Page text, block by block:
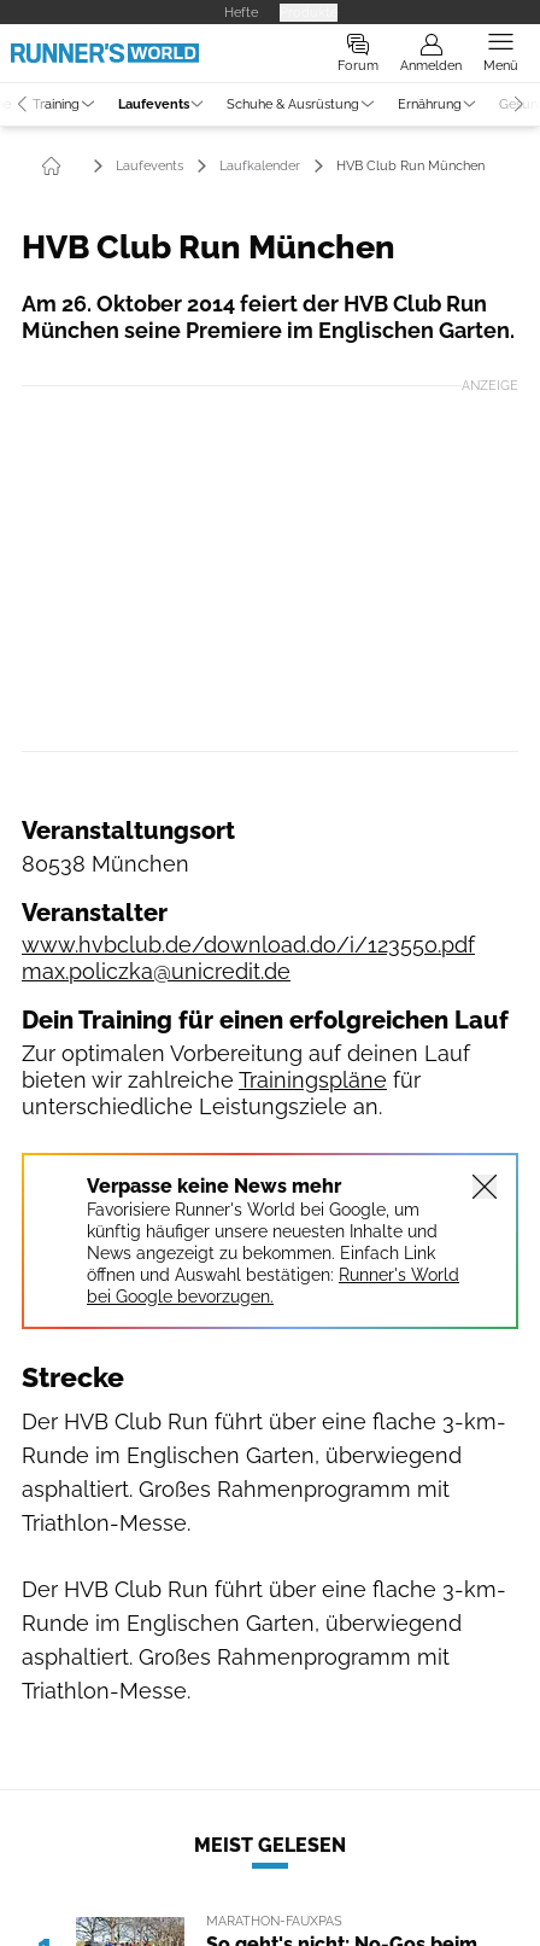
Hefte
Forum Anmelden Menü
Training Laufevents Schuhe & Ausrüstung Ernährung
Laufevents Laufkalender HVB Club Run München
HVB Club Run München
Am 26. Oktober 2014 feiert der HVB Club Run
München seine Premiere im Englischen Garten.
ANZEIGE
Veranstaltungsort
80538 München
Veranstalter
www.hvbclub.de/download.do/i/123550.pdf
max.policzka@unicredit.de
Dein Training für einen erfolgreichen Lauf
Zur optimalen Vorbereitung auf deinen Lauf
bieten wir zahlreiche Trainingspläne für
unterschiedliche Leistungsziele an.
Verpasse keine News mehr
Favorisiere Runner's World bei Google, um
künftig häufiger unsere neuesten Inhalte und
News angezeigt zu bekommen. Einfach Link
öffnen und Auswahl bestätigen: Runner's World
bei Google bevorzugen.
Strecke
Der HVB Club Run führt über eine flache 3-km-
Runde im Englischen Garten, überwiegend
asphaltiert. Großes Rahmenprogramm mit
Triathlon-Messe.
Der HVB Club Run führt über eine flache 3-km-
Runde im Englischen Garten, überwiegend
asphaltiert. Großes Rahmenprogramm mit
Triathlon-Messe.
MEIST GELESEN
MARATHON-FAUXPAS